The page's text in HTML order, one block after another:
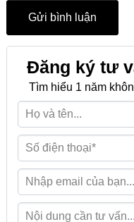
Đăng ký tư
Tìm hiểu 1 năm